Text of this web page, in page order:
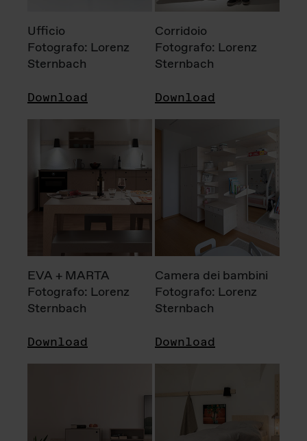
Ufficio
Fotografo: Lorenz
Sternbach
Download
Corridoio
Fotografo: Lorenz
Sternbach
Download
EVA + MARTA
Fotografo: Lorenz
Sternbach
Download
Camera dei bambini
Fotografo: Lorenz
Sternbach
Download